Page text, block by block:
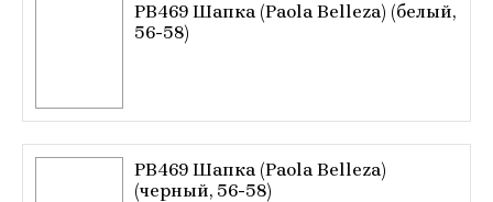
PB469 Шапка (Paola Belleza) (белый,
56-58)
PB469 Шапка (Paola Belleza)
(черный, 56-58)